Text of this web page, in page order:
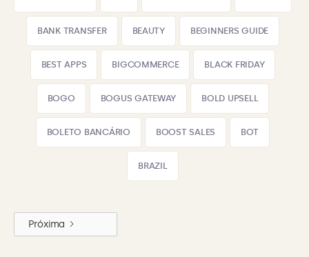
BANK TRANSFER BEAUTY BEGINNERS GUIDE
BEST APPS BIGCOMMERCE BLACK FRIDAY
BOGO BOGUS GATEWAY BOLD UPSELL
BOLETO BANCÁRIO BOOST SALES BOT
BRAZIL
Próxima